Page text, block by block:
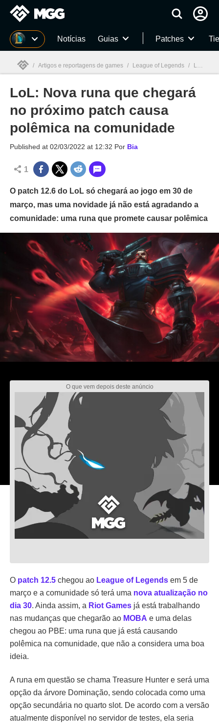
Millenium Notícias Guias Patches
Millenium
/ Artigos e reportagens de games / League of Legends / LoL: Nova runa que chegará no próximo patch causa polêmica na comunidade
LoL: Nova runa que chegará
no próximo patch causa
polêmica na comunidade
Published at 02/03/2022 at 12:32 Por Bia
1
O patch 12.6 do LoL só chegará ao jogo em 30 de
março, mas uma novidade já não está agradando a
comunidade: uma runa que promete causar polêmica
O patch 12.5 chegou ao League of Legends em 5 de
março e a comunidade só terá uma nova atualização no
dia 30. Ainda assim, a Riot Games já está trabalhando
nas mudanças que chegarão ao MOBA e uma delas
chegou ao PBE: uma runa que já está causando
polêmica na comunidade, que não a considera uma boa
ideia.
A runa em questão se chama Treasure Hunter e será uma
opção da árvore Dominação, sendo colocada como uma
opção secundária no quarto slot. De acordo com a versão
atualmente disponível no servidor de testes, ela seria